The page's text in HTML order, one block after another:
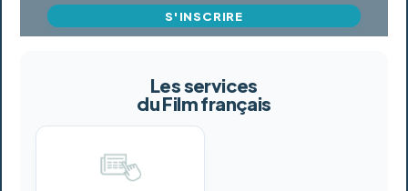
S'INSCRIRE
Les services
du Film français